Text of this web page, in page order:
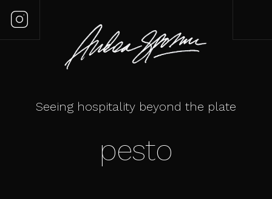
Seeing hospitality beyond the plate
pesto